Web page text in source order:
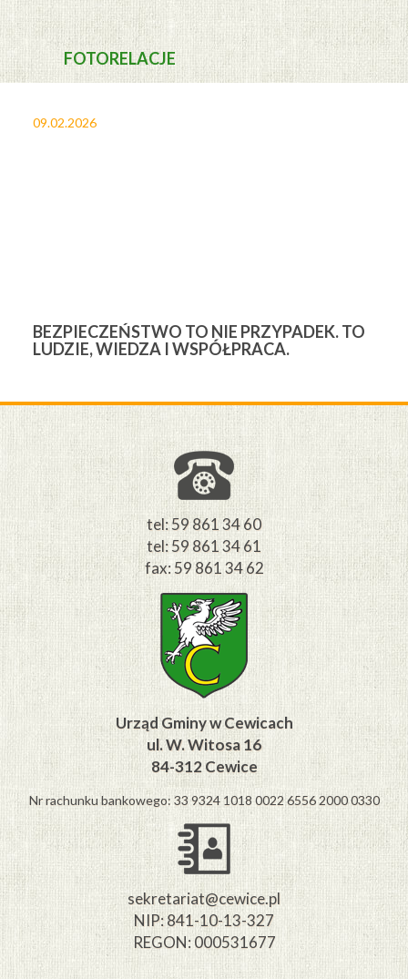
FOTORELACJE
09.02.2026
BEZPIECZEŃSTWO TO NIE PRZYPADEK. TO
LUDZIE, WIEDZA I WSPÓŁPRACA.
tel: 59 861 34 60
tel: 59 861 34 61
fax: 59 861 34 62
Urząd Gminy w Cewicach
ul. W. Witosa 16
84-312 Cewice
Nr rachunku bankowego: 33 9324 1018 0022 6556 2000 0330
sekretariat@cewice.pl
NIP: 841-10-13-327
REGON: 000531677